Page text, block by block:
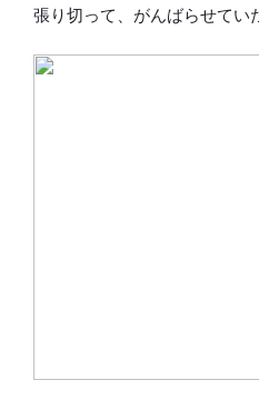
張り切って、がんばらせてい